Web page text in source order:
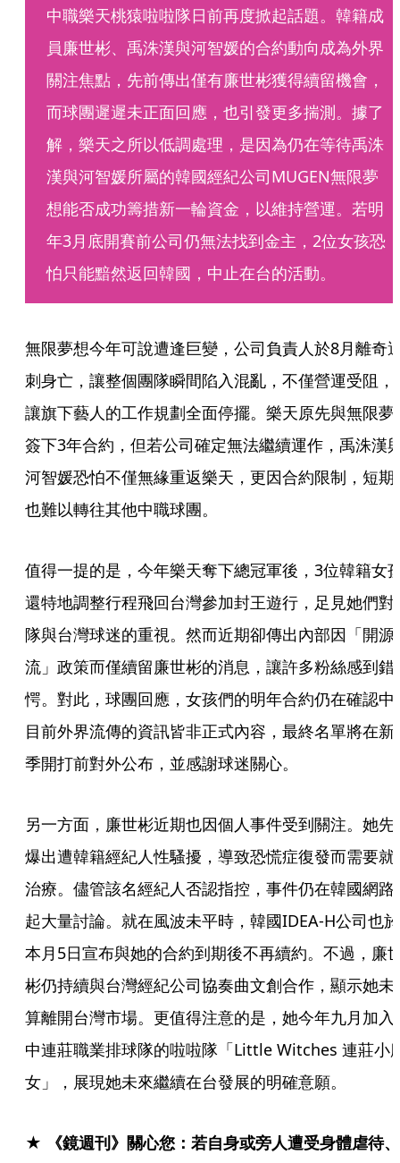
中職樂天桃猿啦啦隊日前再度掀起話題。韓籍成
員廉世彬、禹洙漢與河智媛的合約動向成為外界
關注焦點，先前傳出僅有廉世彬獲得續留機會，
而球團遲遲未正面回應，也引發更多揣測。據了
解，樂天之所以低調處理，是因為仍在等待禹洙
漢與河智媛所屬的韓國經紀公司MUGEN無限夢
想能否成功籌措新一輪資金，以維持營運。若明
年3月底開賽前公司仍無法找到金主，2位女孩恐
怕只能黯然返回韓國，中止在台的活動。
無限夢想今年可說遭逢巨變，公司負責人於8月離奇
刺身亡，讓整個團隊瞬間陷入混亂，不僅營運受阻，
讓旗下藝人的工作規劃全面停擺。樂天原先與無限夢
簽下3年合約，但若公司確定無法繼續運作，禹洙漢
河智媛恐怕不僅無緣重返樂天，更因合約限制，短期
也難以轉往其他中職球團。
值得一提的是，今年樂天奪下總冠軍後，3位韓籍女
還特地調整行程飛回台灣參加封王遊行，足見她們對
隊與台灣球迷的重視。然而近期卻傳出內部因「開源
流」政策而僅續留廉世彬的消息，讓許多粉絲感到錯
愕。對此，球團回應，女孩們的明年合約仍在確認中
目前外界流傳的資訊皆非正式內容，最終名單將在新
季開打前對外公布，並感謝球迷關心。
另一方面，廉世彬近期也因個人事件受到關注。她先
爆出遭韓籍經紀人性騷擾，導致恐慌症復發而需要就
治療。儘管該名經紀人否認指控，事件仍在韓國網路
起大量討論。就在風波未平時，韓國IDEA-H公司也於
本月5日宣布與她的合約到期後不再續約。不過，廉
彬仍持續與台灣經紀公司協奏曲文創合作，顯示她未
算離開台灣市場。更值得注意的是，她今年九月加入
中連莊職業排球隊的啦啦隊「Little Witches 連莊小
女」，展現她未來繼續在台發展的明確意願。
★ 《鏡週刊》關心您：若自身或旁人遭受身體虐待、